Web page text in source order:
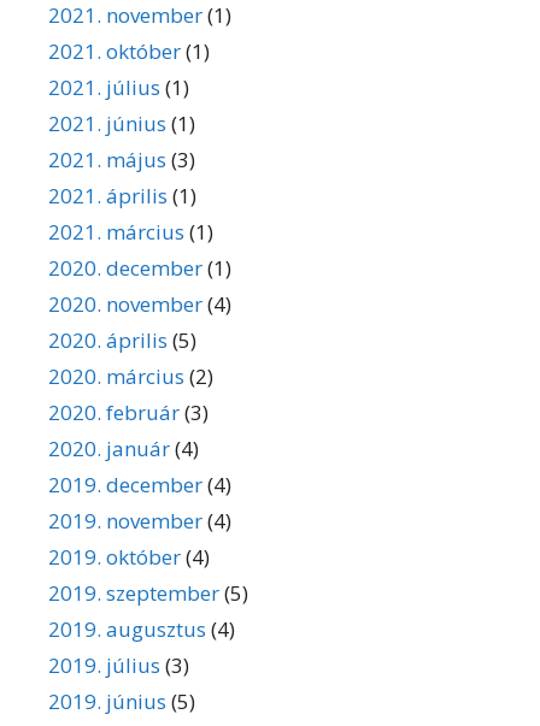
2021. november(1)
2021. október(1)
2021. július (1)
2021. június (1)
2021. május (3)
2021. április (1)
2021. március (1)
2020. december(1)
2020. november(4)
2020. április (5)
2020. március (2)
2020. február(3)
2020. január(4)
2019. december(4)
2019. november(4)
2019. október(4)
2019. szeptember(5)
2019. augusztus (4)
2019. július (3)
2019. június (5)